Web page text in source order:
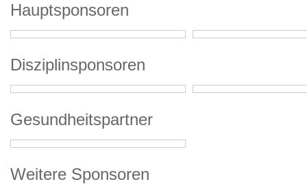
Hauptsponsoren
Disziplinsponsoren
Gesundheitspartner
Weitere Sponsoren